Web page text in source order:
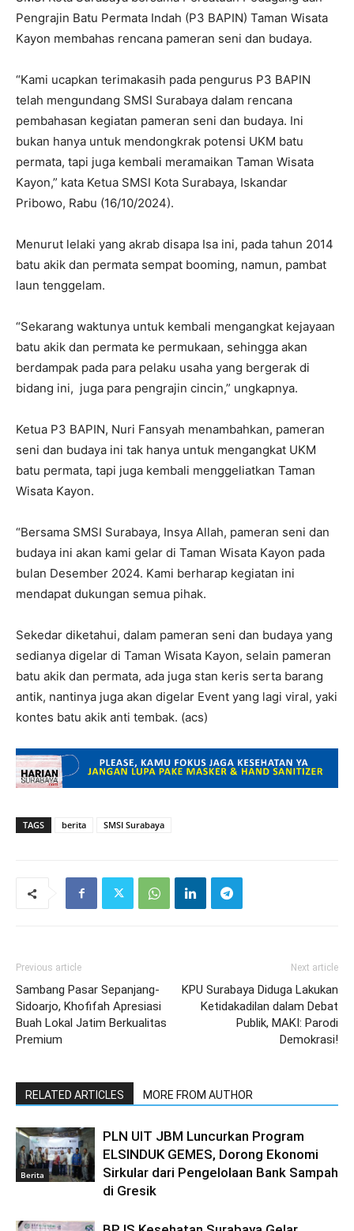
Pengrajin Batu Permata Indah (P3 BAPIN) Taman Wisata
Kayon membahas rencana pameran seni dan budaya.
“Kami ucapkan terimakasih pada pengurus P3 BAPIN
telah mengundang SMSI Surabaya dalam rencana
pembahasan kegiatan pameran seni dan budaya. Ini
bukan hanya untuk mendongkrak potensi UKM batu
permata, tapi juga kembali meramaikan Taman Wisata
Kayon,” kata Ketua SMSI Kota Surabaya, Iskandar
Pribowo, Rabu (16/10/2024).
Menurut lelaki yang akrab disapa Isa ini, pada tahun 2014
batu akik dan permata sempat booming, namun, pambat
laun tenggelam.
“Sekarang waktunya untuk kembali mengangkat kejayaan
batu akik dan permata ke permukaan, sehingga akan
berdampak pada para pelaku usaha yang bergerak di
bidang ini, juga para pengrajin cincin,” ungkapnya.
Ketua P3 BAPIN, Nuri Fansyah menambahkan, pameran
seni dan budaya ini tak hanya untuk mengangkat UKM
batu permata, tapi juga kembali menggeliatkan Taman
Wisata Kayon.
“Bersama SMSI Surabaya, Insya Allah, pameran seni dan
budaya ini akan kami gelar di Taman Wisata Kayon pada
bulan Desember 2024. Kami berharap kegiatan ini
mendapat dukungan semua pihak.
Sekedar diketahui, dalam pameran seni dan budaya yang
sedianya digelar di Taman Wisata Kayon, selain pameran
batu akik dan permata, ada juga stan keris serta barang
antik, nantinya juga akan digelar Event yang lagi viral, yaki
kontes batu akik anti tembak. (acs)
TAGS berita SMSI Surabaya
Previous article
Sambang Pasar Sepanjang-
Sidoarjo, Khofifah Apresiasi
Buah Lokal Jatim Berkualitas
Premium
Next article
KPU Surabaya Diduga Lakukan
Ketidakadilan dalam Debat
Publik, MAKI: Parodi
Demokrasi!
RELATED ARTICLES MORE FROM AUTHOR
Berita
PLN UIT JBM Luncurkan Program
ELSINDUK GEMES, Dorong Ekonomi
Sirkular dari Pengelolaan Bank Sampah
di Gresik